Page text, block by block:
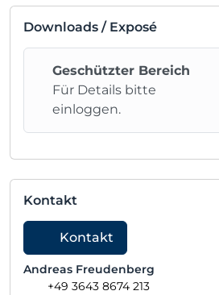
Downloads / Exposé
Geschützter Bereich
Für Details bitte
einloggen.
Kontakt
Kontakt
Andreas Freudenberg
+49 3643 8674 213